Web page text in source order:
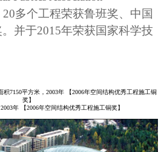
20多个工程荣获鲁班奖、中国
并于2015年荣获国家科学技
7150平方米，2003年 【2006年空间结构优秀工程施工铜
奖】
年 【2006年空间结构优秀工程施工铜奖】